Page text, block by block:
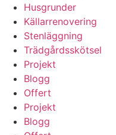
Husgrunder
Källarrenovering
Stenläggning
Trädgårdsskötsel
Projekt
Blogg
Offert
Projekt
Blogg